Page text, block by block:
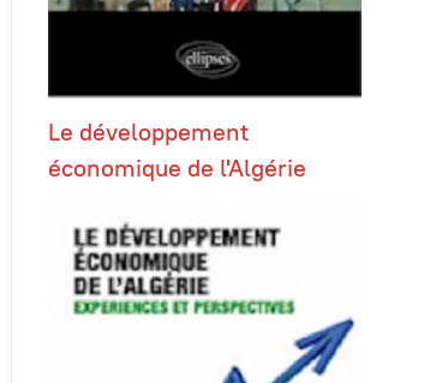
Le développement
économique de l'Algérie